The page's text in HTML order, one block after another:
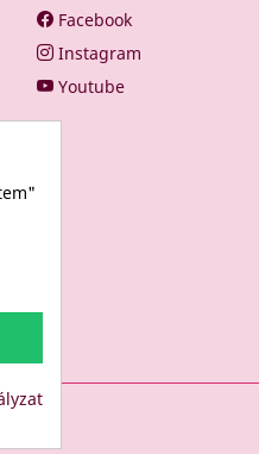
Facebook
Instagram
Youtube